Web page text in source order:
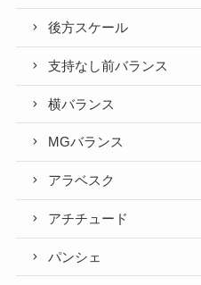
後方スケール
支持なし前バランス
横バランス
MGバランス
アラベスク
アチチュード
パンシェ